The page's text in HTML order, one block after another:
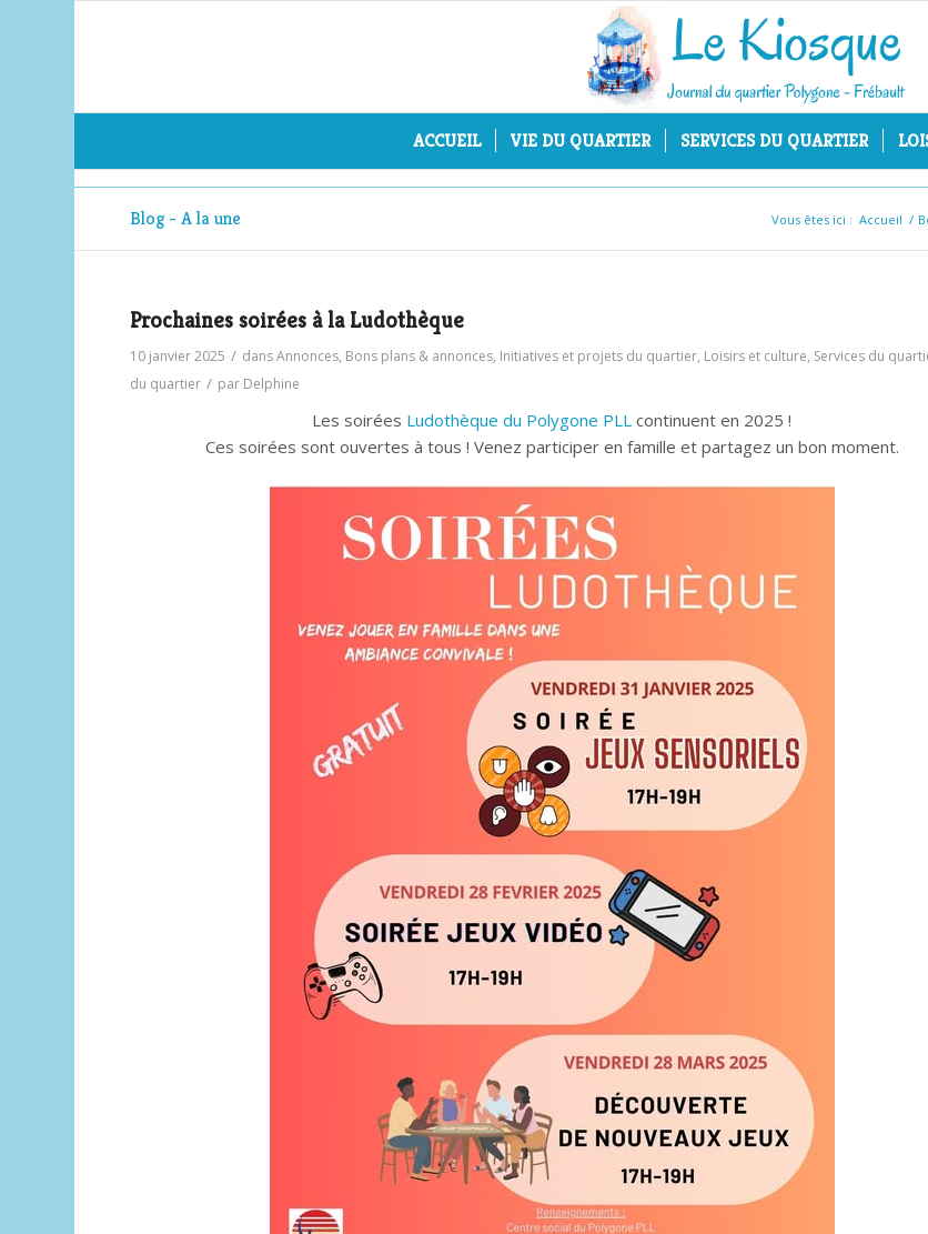
ACCUEIL VIE DU QUARTIER SERVICES DU QUARTIER
Blog - A la une Vous êtes ici : Accueil /
Prochaines soirées à la Ludothèque
10 janvier 2025 / dansAnnonces, Bons plans & annonces, Initiatives et projets du quartier, Loisirs et culture, Services du
du quartier / par Delphine
Les soirées Ludothèque du Polygone PLL continuent en 2025 !
Ces soirées sont ouvertes à tous ! Venez participer en famille et partagez un bon moment.